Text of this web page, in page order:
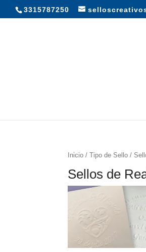
3315787250
Inicio /Tipo de Sello /
Sellos de